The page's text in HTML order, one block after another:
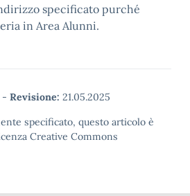
specificato purché
in Area Alunni.
- Revisione: 21.05.2025
specificato, questo articolo è
Creative Commons